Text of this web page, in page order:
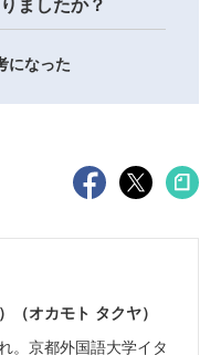
になった
（オカモト タクヤ）
。京都外国語大学イタ